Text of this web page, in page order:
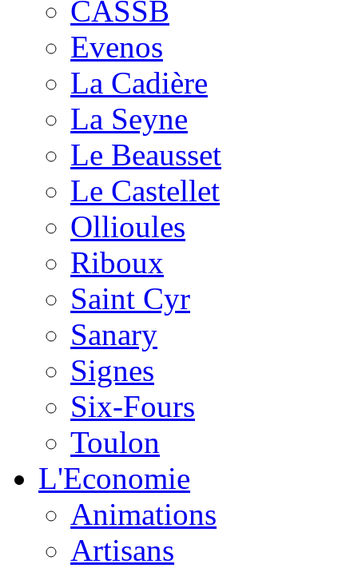
CASSB
Evenos
La Cadière
La Seyne
Le Beausset
Le Castellet
Ollioules
Riboux
Saint Cyr
Sanary
Signes
Six-Fours
Toulon
L'Economie
Animations
Artisans